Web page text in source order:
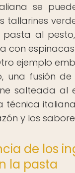
se
tallarines
al
con
ejemplo
una fusión de
salteada al
técnica
y los
de los
la pasta